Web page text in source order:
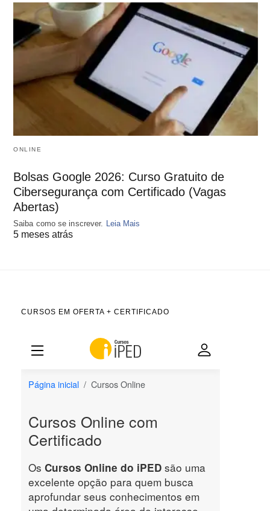
ONLINE
Bolsas Google 2026: Curso Gratuito de
Cibersegurança com Certificado (Vagas
Abertas)
Saiba como se inscrever. Leia Mais
5 meses atrás
CURSOS EM OFERTA + CERTIFICADO